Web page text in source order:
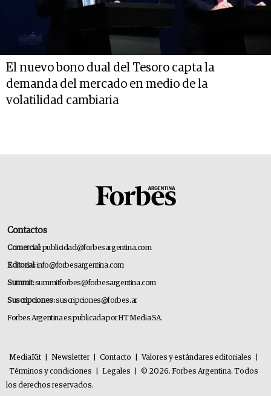
El nuevo bono dual del Tesoro capta la
demanda del mercado en medio de la
volatilidad cambiaria
Contactos
Comercial:publicidad@forbesargentina.com
Editorial:info@forbesargentina.com
Summit:summitforbes@forbesargentina.com
Suscripciones:suscripciones@forbes.ar
Forbes Argentina es publicada por HT Media SA.
MediaKit Newsletter Contacto Valores y estándares editoriales
Términos y condiciones
Legales
© 2026. Forbes Argentina. Todos
los derechos reservados.